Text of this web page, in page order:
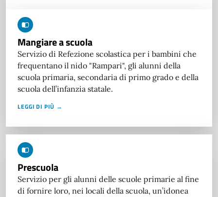
Mangiare a scuola
Servizio di Refezione scolastica per i bambini che
frequentano il nido "Rampari", gli alunni della
scuola primaria, secondaria di primo grado e della
scuola dell’infanzia statale.
LEGGI DI PIÙ →
Prescuola
Servizio per gli alunni delle scuole primarie al fine
di fornire loro, nei locali della scuola, un’idonea